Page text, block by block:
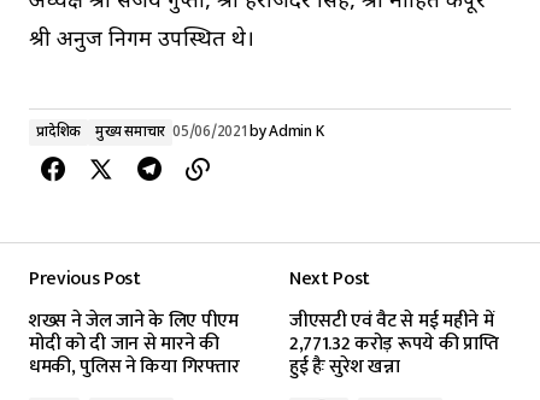
श्री अनुज निगम उपस्थित थे।
प्रादेशिक मुख्य समाचार 05/06/2021byAdmin K
Previous Post
शख्स ने जेल जाने के लिए पीएम
मोदी को दी जान से मारने की
धमकी, पुलिस ने किया गिरफ्तार
Next Post
जीएसटी एवं वैट से मई महीने में
2,771.32 करोड़ रूपये की प्राप्ति
हुई हैः सुरेश खन्ना